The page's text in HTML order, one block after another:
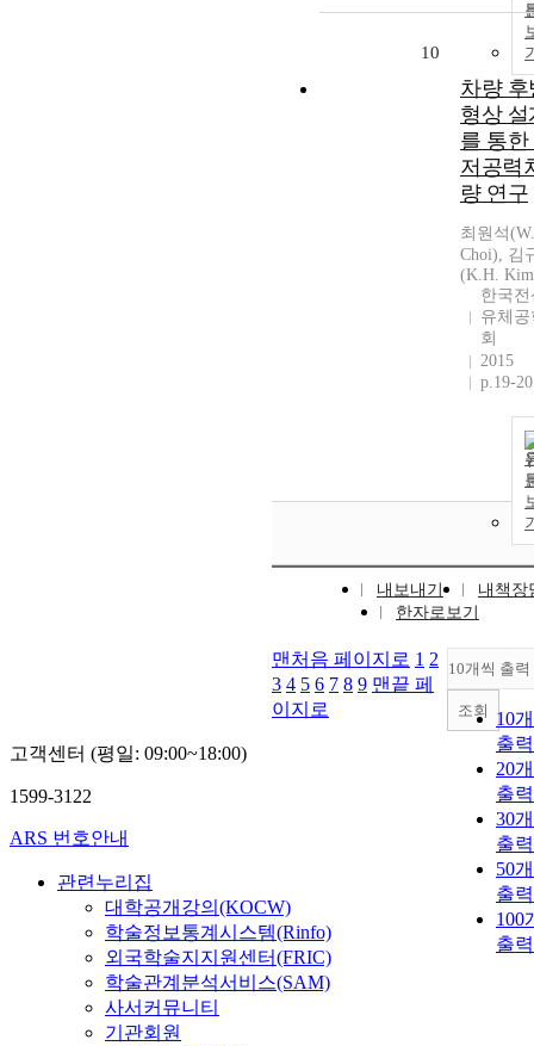
10
차량 후
형상 설
를 통한
저공력
량 연구
최원석
Choi), 김
(K.H.
한국전
유체공
회
2015
p.19-20
내보내기
내책장
한자로보기
10개씩 출력
10
출력
20
출력
30
출력
50
출력
100
출력
조회
맨처음 페이지로 1 2
3 4 5 6 7 8 9 맨끝 페
이지로
고객센터 (평일: 09:00~18:00)
1599-3122
ARS 번호안내
관련누리집
대학공개강의(KOCW)
학술정보통계시스템(Rinfo)
외국학술지지원센터(FRIC)
학술관계분석서비스(SAM)
사서커뮤니티
기관회원